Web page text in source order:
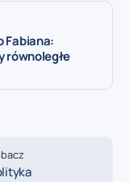
Fabiana:
równoległe